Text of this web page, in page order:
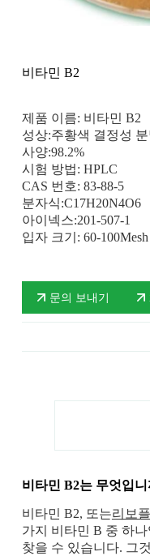
비타민 B2
제품 이름: 비타민 B2
성상:주황색 결정성
사양:98.2%
시험 방법: HPLC
CAS 번호: 83-88-5
분자식:C17H20N4O6
아이넥스:201-507-1
입자 크기: 60-100Mesh
문의 보내기
비타민 B2는 무엇입니
비타민 B2, 또는리보
가지 비타민 B 중 하
찾을 수 있습니다. 그